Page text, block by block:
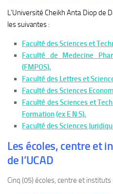
L’Université Cheikh Anta Diop de
les suivantes :
Faculté des Sciences et
Faculté de Medecine
(FMPOS).
Faculté des Lettres et
Faculté des Sciences
Faculté des Sciences et
Formation(ex E N S).
Faculté des Sciences
Les écoles, centre et
de l’UCAD
Cinq (05) écoles, centre et instituts